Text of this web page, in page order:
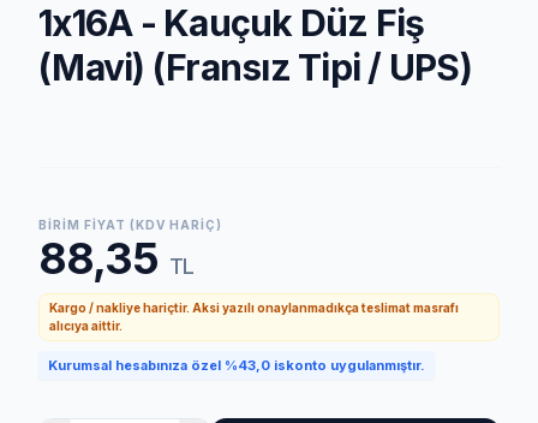
1x16A - Kauçuk Düz Fiş
(Mavi) (Fransız Tipi / UPS)
BIRIM FIYAT (KDV HARIÇ)
88,35 TL
Kargo / nakliye hariçtir. Aksi yazılı onaylanmadıkça teslimat masrafı
alıcıya aittir.
Kurumsal hesabınıza özel %43,0 iskonto uygulanmıştır.